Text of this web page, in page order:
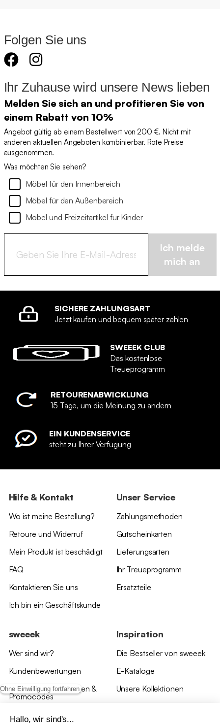
Ohne Einwilligung fortfahren
Hallo, wir sind's...
Folgen Sie uns
Ihr Zuhause wird unsere News lieben
Melden Sie sich an und profitieren Sie von
einem Rabatt von 10%
Angebot gültig ab einem Bestellwert von 200 €. Nicht mit
anderen aktuellen Angeboten kombinierbar. Rote Preise
ausgenommen.
Was möchten Sie sehen?
Möbel für den Innenbereich
Möbel für den Außenbereich
Möbel und Freizeitartikel für Kinder
Ich melde
mich an
SICHERE ZAHLUNGSART
Jetzt kaufen und bequem später zahlen
SWEEEK CLUB
Das kostenlose
Treueprogramm
RETOURENABWICKLUNG
15 Tage, um die Meinung zu ändern
EIN KUNDENSERVICE
steht zu Ihrer Verfügung
Hilfe & Kontakt
Wo ist meine Bestellung?
Retoure und Widerruf
Mein Produkt ist beschädigt
FAQ
Kontaktieren Sie uns
Ich bin ein Geschäftskunde
Unser Service
Zahlungsmethoden
Gutscheinkarten
Lieferungsarten
Ihr Treueprogramm
Ersatzteile
sweeek
Wer sind wir?
Kundenbewertungen
*Angebotsbedingungen &
Promocodes
Bewertungen von sweeek
Inspiration
Die Bestseller von sweeek
E-Kataloge
Unsere Kollektionen